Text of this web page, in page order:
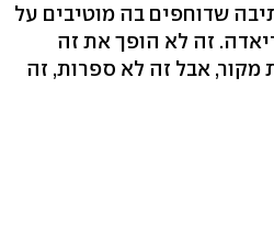
שדוחפים בה מוטיבים על
זה לא הופך את זה
מקור, אבל זה לא ספרות, זה